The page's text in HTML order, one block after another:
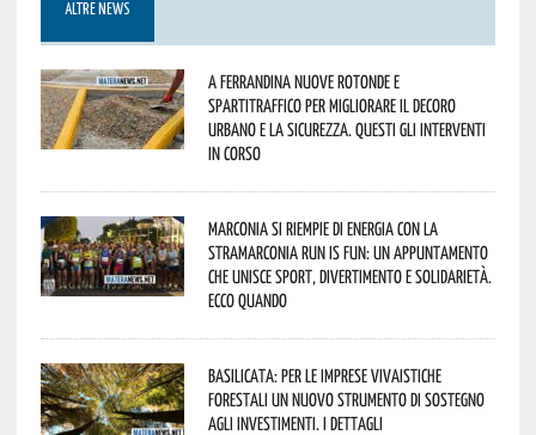
ALTRE NEWS
A Ferrandina nuove rotonde e
spartitraffico per migliorare il decoro
urbano e la sicurezza. Questi gli interventi
in corso
Marconia si riempie di energia con la
StraMarconia Run is Fun: un appuntamento
che unisce sport, divertimento e solidarietà.
Ecco quando
Basilicata: per le imprese vivaistiche
forestali un nuovo strumento di sostegno
agli investimenti. I dettagli